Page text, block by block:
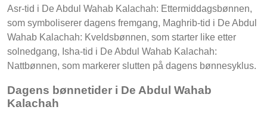
Asr-tid i De Abdul Wahab Kalachah: Ettermiddagsbønnen,
som symboliserer dagens fremgang, Maghrib-tid i De Abdul
Wahab Kalachah: Kveldsbønnen, som starter like etter
solnedgang, Isha-tid i De Abdul Wahab Kalachah:
Nattbønnen, som markerer slutten på dagens bønnesyklus.
Dagens bønnetider i De Abdul Wahab
Kalachah